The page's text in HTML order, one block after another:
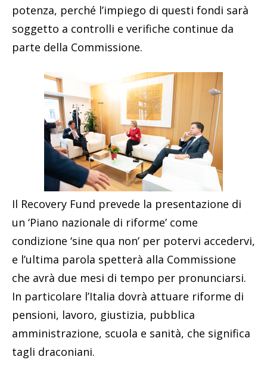
potenza, perché l’impiego di questi fondi sarà
soggetto a controlli e verifiche continue da
parte della Commissione.
Il Recovery Fund prevede la presentazione di
un ‘Piano nazionale di riforme’ come
condizione ‘sine qua non’ per potervi accedervi,
e l’ultima parola spetterà alla Commissione
che avrà due mesi di tempo per pronunciarsi.
In particolare l’Italia dovrà attuare riforme di
pensioni, lavoro, giustizia, pubblica
amministrazione, scuola e sanità, che significa
tagli draconiani.